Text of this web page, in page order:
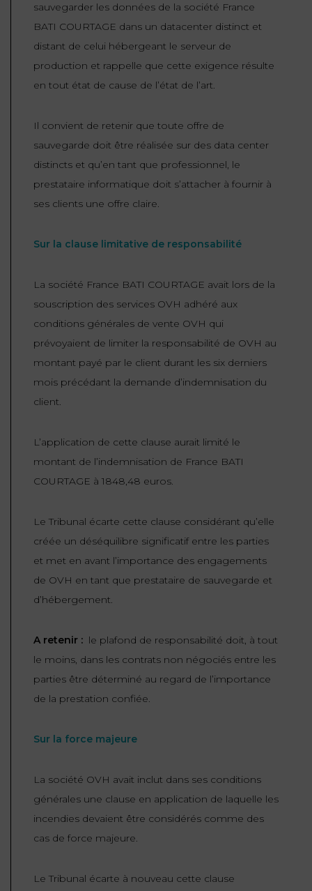
DE
L’URBANISME
sauvegarder les données de la société France
BATI COURTAGE dans un datacenter distinct et
distant de celui hébergeant le serveur de
production et rappelle que cette exigence résulte
en tout état de cause de l’état de l’art.
Il convient de retenir que toute offre de
sauvegarde doit être réalisée sur des data center
distincts et qu’en tant que professionnel, le
prestataire informatique doit s’attacher à fournir à
ses clients une offre claire.
Sur la clause limitative de responsabilité
La société France BATI COURTAGE avait lors de la
souscription des services OVH adhéré aux
conditions générales de vente OVH qui
prévoyaient de limiter la responsabilité de OVH au
montant payé par le client durant les six derniers
mois précédant la demande d’indemnisation du
client.
L’application de cette clause aurait limité le
montant de l’indemnisation de France BATI
COURTAGE à 1848,48 euros.
Le Tribunal écarte cette clause considérant qu’elle
créée un déséquilibre significatif entre les parties
et met en avant l’importance des engagements
de OVH en tant que prestataire de sauvegarde et
d’hébergement.
A retenir : le plafond de responsabilité doit, à tout
le moins, dans les contrats non négociés entre les
parties être déterminé au regard de l’importance
de la prestation confiée.
Sur la force majeure
La société OVH avait inclut dans ses conditions
générales une clause en application de laquelle les
incendies devaient être considérés comme des
cas de force majeure.
Le Tribunal écarte à nouveau cette clause